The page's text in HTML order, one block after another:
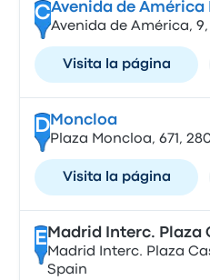
CAvenida de América
Avenida de América,
Visita la página
DMoncloa
Plaza Moncloa, 671,
Visita la página
E Madrid Interc. Plaza
Madrid Interc. Plaza
Spain